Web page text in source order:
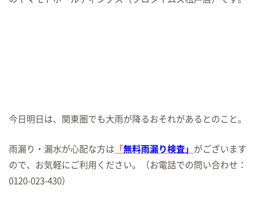
今日明日は、関東圏でも大雨が降るおそれがあるとのこと。
雨漏り・漏水が心配な方は 「 無料雨漏り検査」 がございます
ので、お気軽にご利用ください。（お電話での問い合わせ：
0120-023-430）